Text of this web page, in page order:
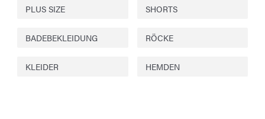
PLUS SIZE SHORTS
BADEBEKLEIDUNG RÖCKE
KLEIDER HEMDEN